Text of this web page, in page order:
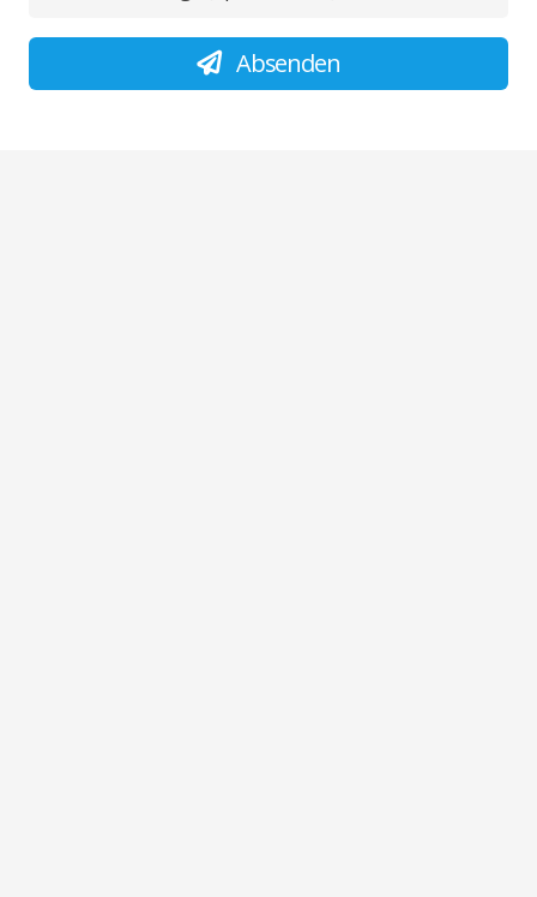
Absenden